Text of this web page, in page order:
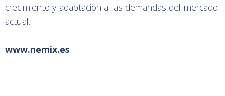
crecimiento y adaptación a las demandas del mercado
actual.
www.nemix.es